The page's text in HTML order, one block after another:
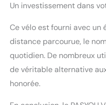
Un investissement dans
Ce vélo est fourni avec
distance parcourue, le
quotidien. De nombreux
de véritable alternative
honorée.